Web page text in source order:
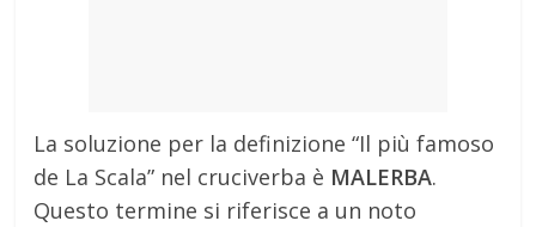
La soluzione per la definizione “Il più famoso
de La Scala” nel cruciverba è MALERBA.
Questo termine si riferisce a un noto